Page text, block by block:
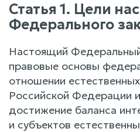
Статья 1. Цели
Федерального
Настоящий
правовые основы
отношении
Российской Федерации
достижение баланса
и субъектов